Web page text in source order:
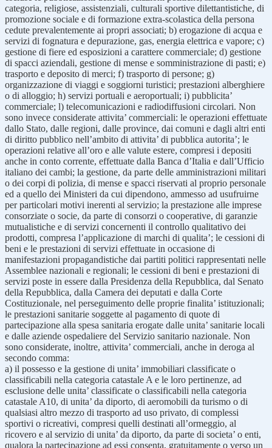
categoria, religiose, assistenziali, culturali sportive dilettantistiche, di
promozione sociale e di formazione extra-scolastica della persona
cedute prevalentemente ai propri associati; b) erogazione di acqua e
servizi di fognatura e depurazione, gas, energia elettrica e vapore; c)
gestione di fiere ed esposizioni a carattere commerciale; d) gestione
di spacci aziendali, gestione di mense e somministrazione di pasti; e)
trasporto e deposito di merci; f) trasporto di persone; g)
organizzazione di viaggi e soggiorni turistici; prestazioni alberghiere
o di alloggio; h) servizi portuali e aeroportuali; i) pubblicita’
commerciale; l) telecomunicazioni e radiodiffusioni circolari. Non
sono invece considerate attivita’ commerciali: le operazioni effettuate
dallo Stato, dalle regioni, dalle province, dai comuni e dagli altri enti
di diritto pubblico nell’ambito di attivita’ di pubblica autorita’; le
operazioni relative all’oro e alle valute estere, compresi i depositi
anche in conto corrente, effettuate dalla Banca d’Italia e dall’Ufficio
italiano dei cambi; la gestione, da parte delle amministrazioni militari
o dei corpi di polizia, di mense e spacci riservati al proprio personale
ed a quello dei Ministeri da cui dipendono, ammesso ad usufruirne
per particolari motivi inerenti al servizio; la prestazione alle imprese
consorziate o socie, da parte di consorzi o cooperative, di garanzie
mutualistiche e di servizi concernenti il controllo qualitativo dei
prodotti, compresa l’applicazione di marchi di qualita’; le cessioni di
beni e le prestazioni di servizi effettuate in occasione di
manifestazioni propagandistiche dai partiti politici rappresentati nelle
Assemblee nazionali e regionali; le cessioni di beni e prestazioni di
servizi poste in essere dalla Presidenza della Repubblica, dal Senato
della Repubblica, dalla Camera dei deputati e dalla Corte
Costituzionale, nel perseguimento delle proprie finalita’ istituzionali;
le prestazioni sanitarie soggette al pagamento di quote di
partecipazione alla spesa sanitaria erogate dalle unita’ sanitarie locali
e dalle aziende ospedaliere del Servizio sanitario nazionale. Non
sono considerate, inoltre, attivita’ commerciali, anche in deroga al
secondo comma:
a) il possesso e la gestione di unita’ immobiliari classificate o
classificabili nella categoria catastale A e le loro pertinenze, ad
esclusione delle unita’ classificate o classificabili nella categoria
catastale A10, di unita’ da diporto, di aeromobili da turismo o di
qualsiasi altro mezzo di trasporto ad uso privato, di complessi
sportivi o ricreativi, compresi quelli destinati all’ormeggio, al
ricovero e al servizio di unita’ da diporto, da parte di societa’ o enti,
qualora la partecipazione ad essi consenta, gratuitamente o verso un